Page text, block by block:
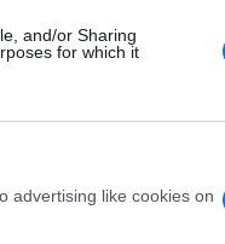
and/or Sharing
for which it
advertising like cookies on
brevetti e
operazioni